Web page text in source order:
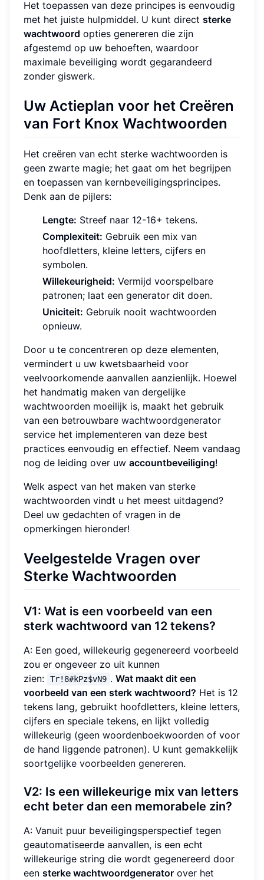
Het toepassen van deze principes is eenvoudig
met het juiste hulpmiddel. U kunt direct sterke
wachtwoord opties genereren die zijn
afgestemd op uw behoeften, waardoor
maximale beveiliging wordt gegarandeerd
zonder giswerk.
Uw Actieplan voor het Creëren
van Fort Knox Wachtwoorden
Het creëren van echt sterke wachtwoorden is
geen zwarte magie; het gaat om het begrijpen
en toepassen van kernbeveiligingsprincipes.
Denk aan de pijlers:
Lengte: Streef naar 12-16+ tekens.
Complexiteit: Gebruik een mix van
hoofdletters, kleine letters, cijfers en
symbolen.
Willekeurigheid: Vermijd voorspelbare
patronen; laat een generator dit doen.
Uniciteit: Gebruik nooit wachtwoorden
opnieuw.
Door u te concentreren op deze elementen,
vermindert u uw kwetsbaarheid voor
veelvoorkomende aanvallen aanzienlijk. Hoewel
het handmatig maken van dergelijke
wachtwoorden moeilijk is, maakt het gebruik
van een betrouwbare wachtwoordgenerator
service het implementeren van deze best
practices eenvoudig en effectief. Neem vandaag
nog de leiding over uw accountbeveiliging!
Welk aspect van het maken van sterke
wachtwoorden vindt u het meest uitdagend?
Deel uw gedachten of vragen in de
opmerkingen hieronder!
Veelgestelde Vragen over
Sterke Wachtwoorden
V1: Wat is een voorbeeld van een
sterk wachtwoord van 12 tekens?
A: Een goed, willekeurig gegenereerd voorbeeld
zou er ongeveer zo uit kunnen
zien:
Tr!8#kPz$vN9 . Wat maakt dit een
voorbeeld van een sterk wachtwoord? Het is 12
tekens lang, gebruikt hoofdletters, kleine letters,
cijfers en speciale tekens, en lijkt volledig
willekeurig (geen woordenboekwoorden of voor
de hand liggende patronen). U kunt gemakkelijk
soortgelijke voorbeelden genereren.
V2: Is een willekeurige mix van letters
echt beter dan een memorabele zin?
A: Vanuit puur beveiligingsperspectief tegen
geautomatiseerde aanvallen, is een echt
willekeurige string die wordt gegenereerd door
een sterke wachtwoordgenerator over het